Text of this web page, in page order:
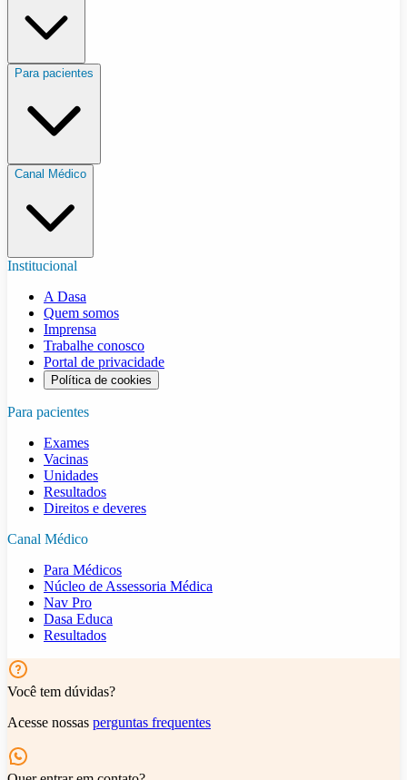
Para pacientes
Canal Médico
Institucional
A Dasa
Quem somos
Imprensa
Trabalhe conosco
Portal de privacidade
Política de cookies
Para pacientes
Exames
Vacinas
Unidades
Resultados
Direitos e deveres
Canal Médico
Para Médicos
Núcleo de Assessoria Médica
Nav Pro
Dasa Educa
Resultados
Você tem dúvidas?
Acesse nossas perguntas frequentes